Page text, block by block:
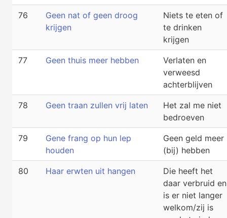
76
Geen nat of geen droog
krijgen
Niets te eten of
te drinken
krijgen
77 Geen thuis meer hebben
Verlaten en
verweesd
achterblijven
78 Geen traan zullen vrij laten
Het zal me niet
bedroeven
79
Gene frang op hun lep
houden
Geen geld meer
(bij) hebben
80 Haar erwten uit hangen
Die heeft het
daar verbruid en
is er niet langer
welkom/zij is